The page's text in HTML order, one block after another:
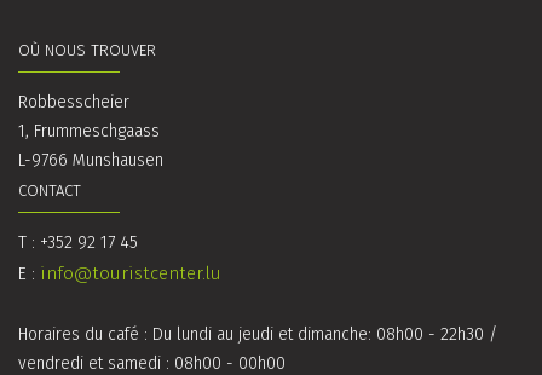
OÙ NOUS TROUVER
Robbesscheier
1, Frummeschgaass
L-9766 Munshausen
CONTACT
T : +352 92 17 45
E : info@touristcenter.lu
Horaires du café : Du lundi au jeudi et dimanche: 08h00 - 22h30 /
vendredi et samedi : 08h00 - 00h00